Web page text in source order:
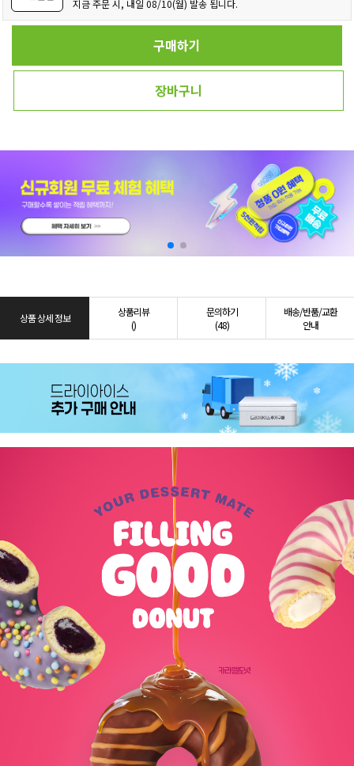
지금 주문 시, 내일 08/10(월) 발송 됩니다.
구매하기
장바구니
상품 상세 정보
상품리뷰
()
문의하기
(48)
배송/반품/교환
안내